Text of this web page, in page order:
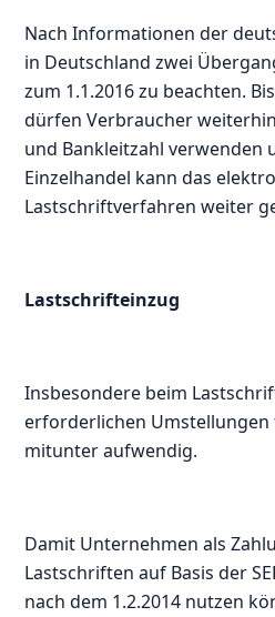
Nach Informationen der
in Deutschland zwei
zum 1.1.2016 zu beachten.
dürfen Verbraucher
und Bankleitzahl verwenden
Einzelhandel kann das
Lastschriftverfahren weiter
Lastschrifteinzug
Insbesondere beim
erforderlichen
mitunter aufwendig.
Damit Unternehmen als
Lastschriften auf Basis der
nach dem 1.2.2014 nutzen